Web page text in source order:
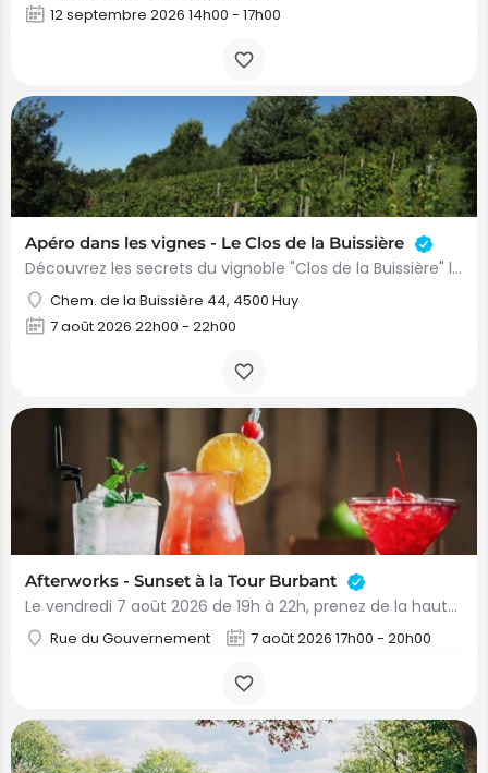
12 septembre 2026 14h00 - 17h00
Apéro dans les vignes - Le Clos de la Buissière
Découvrez les secrets du vignoble "Clos de la Buissière" lors d’une visite guidée immersive Samedi 8 août…
Chem. de la Buissière 44, 4500 Huy
7 août 2026 22h00 - 22h00
Afterworks - Sunset à la Tour Burbant
Le vendredi 7 août 2026 de 19h à 22h, prenez de la hauteur au sommet de la tour Burbant. Profitez d’une…
Rue du Gouvernement 7 août 2026 17h00 - 20h00